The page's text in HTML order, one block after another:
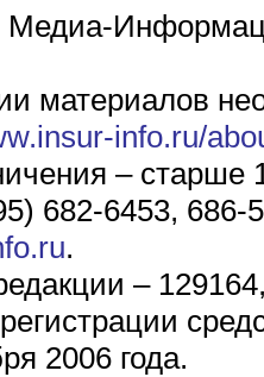
материалов
info.ru/
– старше
682-6453, 686-
.
–
2006 года.